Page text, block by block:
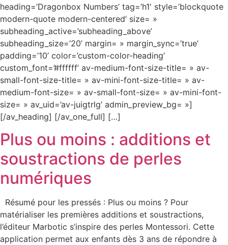
heading=’Dragonbox Numbers’ tag=’h1′ style=’blockquote
modern-quote modern-centered’ size= »
subheading_active=’subheading_above’
subheading_size=’20’ margin= » margin_sync=’true’
padding=’10’ color=’custom-color-heading’
custom_font=’#ffffff’ av-medium-font-size-title= » av-
small-font-size-title= » av-mini-font-size-title= » av-
medium-font-size= » av-small-font-size= » av-mini-font-
size= » av_uid=’av-juigtrlg’ admin_preview_bg= »]
[/av_heading] [/av_one_full] […]
Plus ou moins : additions et
soustractions de perles
numériques
Résumé pour les pressés : Plus ou moins ? Pour
matérialiser les premières additions et soustractions,
l’éditeur Marbotic s’inspire des perles Montessori. Cette
application permet aux enfants dès 3 ans de répondre à